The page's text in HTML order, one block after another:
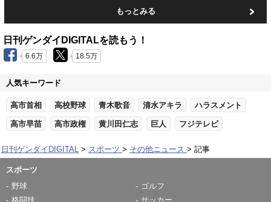
もっとみる
日刊ゲンダイDIGITALを読もう！
6.6万 18.5万
人気キーワード
高市首相 高校野球 青木歌音 清水アキラ ハラスメント
高市早苗 高市政権 黄川田仁志 巨人 フジテレビ
日刊ゲンダイDIGITAL スポーツ その他ニュース 記事
スポーツ
野球
ゴルフ
格闘技
サッカー